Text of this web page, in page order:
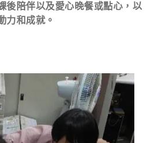
後陪伴以及愛心晚餐或點心，以
力和成就。